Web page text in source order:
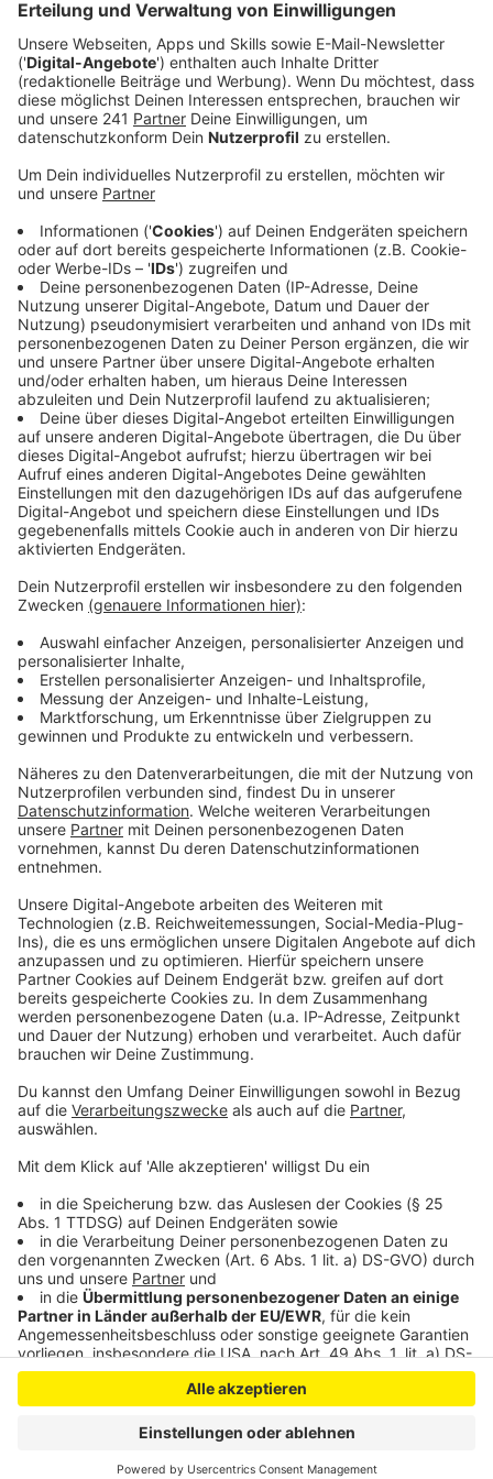
Anzeige
Anzeige
Leverkusen ist schon ziemlich digital, aber es gibt
das ist ein jährliches Ranking vom Digitalverband
83. Positiv ist laut dem Ranking zum Beispiel der
Bereich „Energie und Umwelt“ oder auch die
Verwaltung. Nicht so gut fällt dafür die Mobilität oder
auch der Bereich IT und Kommunikation aus.
Anzeige
Fortschritte bei Notarztsystem
Anzeige
Auch die Stadt sieht da noch Nachholbedarf, weist
aber auf komplizierte Prozesse und einen hohen
Anspruch an die Datensicherheit hin. Außerdem: bei
dem aktuellen Ranking ist zum Beispiel das neue
Telenotarzt-System noch nicht erfasst. Dadurch
könnte sich Leverkusen dann im nächsten Ranking
verbessern.
Weitere Meldungen aus Leverkusen
Anzeige
Rattenbefall in Leverkusener Kita - aber keine
Schließung nötig
Neues Messfahrzeug für Feuerwehr Leverkusen
WM-Golf für TSV-Schwimmer Taliso Engel
Anzeige
Anzeige